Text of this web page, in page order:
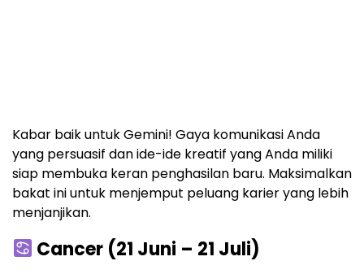
Kabar baik untuk Gemini! Gaya komunikasi Anda
yang persuasif dan ide-ide kreatif yang Anda miliki
siap membuka keran penghasilan baru. Maksimalkan
bakat ini untuk menjemput peluang karier yang lebih
menjanjikan.
Cancer (21 Juni – 21 Juli)